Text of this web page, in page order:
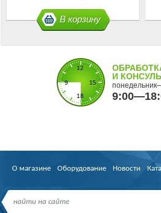
В корзину
И
О магазине Оборудование Новости